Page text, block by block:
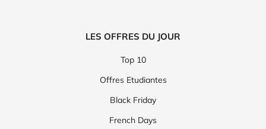
LES OFFRES DU JOUR
Top 10
Offres Etudiantes
Black Friday
French Days